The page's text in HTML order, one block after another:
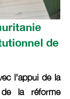
de
l’appui de la
la réforme